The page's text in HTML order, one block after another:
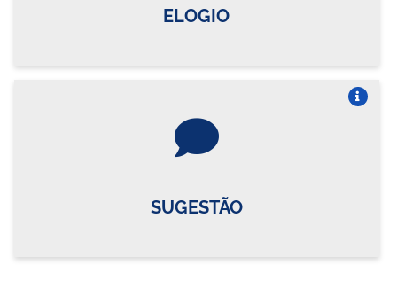
ELOGIO
SUGESTÃO